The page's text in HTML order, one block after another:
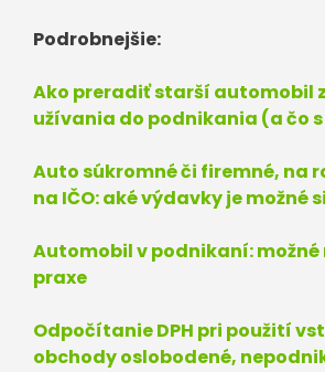
Podrobnejšie:
Ako preradiť starší automobil
užívania do podnikania (a čo
Auto súkromné či firemné, na
na IČO: aké výdavky je možné
Automobil v podnikaní: možné
praxe
Odpočítanie DPH pri použití
obchody oslobodené,